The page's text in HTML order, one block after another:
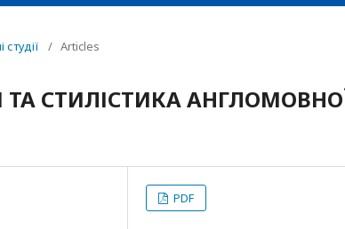
/ Articles
СТИЛІСТИКА
PDF